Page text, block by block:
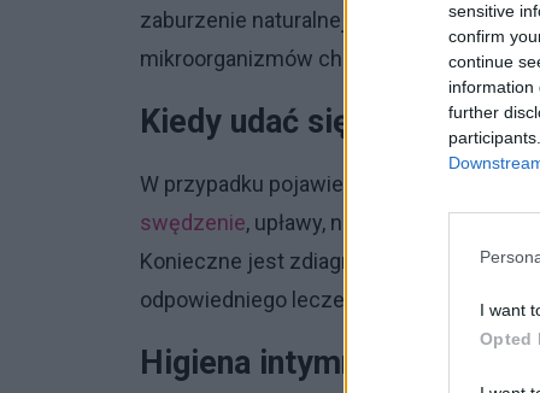
sensitive
confirm
continue
information
further
I want
Opted
zaburzenie naturalnej flory bakteryjnej
mikroorganizmów chorobotwórczych.
Kiedy udać się do lekarza
W przypadku pojawienia się
swędzenie, upławy, nieprawidłowa
Konieczne jest zdiagnozowanie
odpowiedniego leczenia.
Higiena intymna w czasie